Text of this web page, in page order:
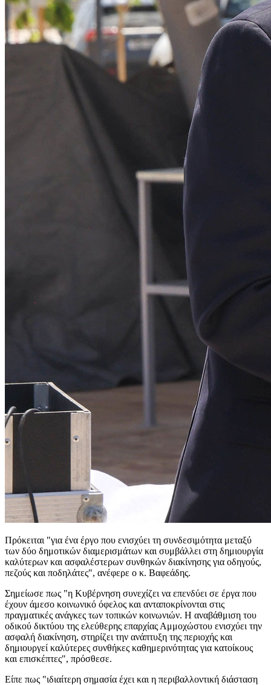
Πρόκειται "για ένα έργο που ενισχύει τη συνδεσιμότητα μεταξύ
των δύο δημοτικών διαμερισμάτων και συμβάλλει στη δημιουργία
καλύτερων και ασφαλέστερων συνθηκών διακίνησης για οδηγούς,
πεζούς και ποδηλάτες", ανέφερε ο κ. Βαφεάδης.
Σημείωσε πως "η Κυβέρνηση συνεχίζει να επενδύει σε έργα που
έχουν άμεσο κοινωνικό όφελος και ανταποκρίνονται στις
πραγματικές ανάγκες των τοπικών κοινωνιών. Η αναβάθμιση του
οδικού δικτύου της ελεύθερης επαρχίας Αμμοχώστου ενισχύει την
ασφαλή διακίνηση, στηρίζει την ανάπτυξη της περιοχής και
δημιουργεί καλύτερες συνθήκες καθημερινότητας για κατοίκους
και επισκέπτες", πρόσθεσε.
Είπε πως "ιδιαίτερη σημασία έχει και η περιβαλλοντική διάσταση